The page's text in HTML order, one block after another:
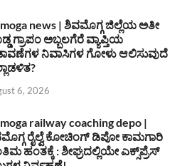
news | ಶಿವಮೊಗ್ಗ ಜಿಲ್ಲೆಯ ಅತೀ
ಗ್ರಾಪಂ ಅಬ್ಬಲಗೆರೆ ವ್ಯಾಪ್ತಿಯ
ನಿವಾಸಿಗಳ ಗೋಳು ಆಲಿಸುವುದೆ
6, 2026
railway coaching depo |
ರೈಲ್ವೆ ಕೋಚಿಂಗ್ ಡಿಪೋ ಕಾಮಗಾರಿ
ಹಂತಕ್ಕೆ : ಶೀಘ್ರದಲ್ಲಿಯೇ ಎಕ್ಸ್‌ಪ್ರೆಸ್